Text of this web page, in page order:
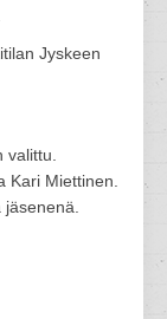
Jyskeen
Kari Miettinen.